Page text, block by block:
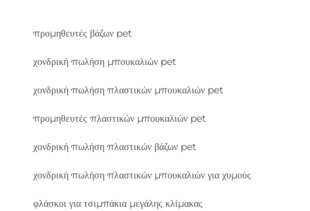
προμηθευτές βάζων pet
χονδρική πωλήση μπουκαλιών pet
χονδρική πωλήση πλαστικών μπουκαλιών pet
προμηθευτές πλαστικών μπουκαλιών pet
χονδρική πωλήση πλαστικών βάζων pet
χονδρική πωλήση πλαστικών μπουκαλιών για χυμούς
φλάσκοι για τσιμπάκια μεγάλης κλίμακας